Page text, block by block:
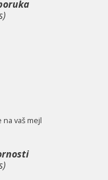
vaš mejl